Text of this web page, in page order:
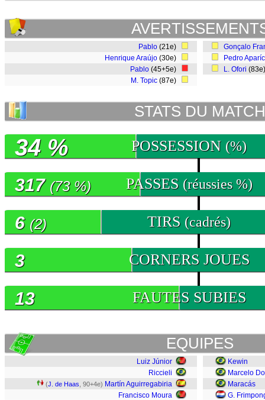
Pablo (21e)
Henrique Araújo (30e)
Pablo (45+5e)
M. Topic (87e)
Gonçalo
Pedro
L. Ofori
STATS DU MATCH
POSSESSION (%)
34 %
PASSES (réussies %)
317 (73 %)
TIRS (cadrés)
6 (2)
CORNERS JOUES
3
FAUTES SUBIES
13
EQUIPES
Luiz Júnior
Riccieli
(J. de Haas , 90+4e) Martín Aguirregabiria
Francisco Moura
Kewin
Marcelo
Maracás
G.